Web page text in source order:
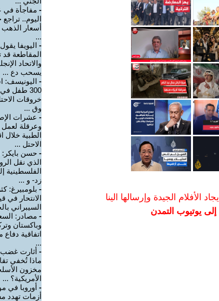
الأفلام الجيدة وإرسالها الينا
يوتيوب التمدن
-
اليوم..
أسعار
...
- اليويفا
المقاطعة قد
والاتحاد
يسحب دع ...
- اليونيسف:
300 طفل
خروقات
وق ...
- عشرات
وعرقلة لعمل
الطبية خلال
الاحتل ...
- حسن بايكر:
الذي نقل
الفلسطينية
زد- و ...
- بلومبيرغ:
الانتحار في
السيبراني
- مصادر:
وباكستان
اتفاقية
...
- أثارت
ماذا تُخفي
مخزون
الأمريكية؟ ...
- أوروبا في
أزمات تهدد